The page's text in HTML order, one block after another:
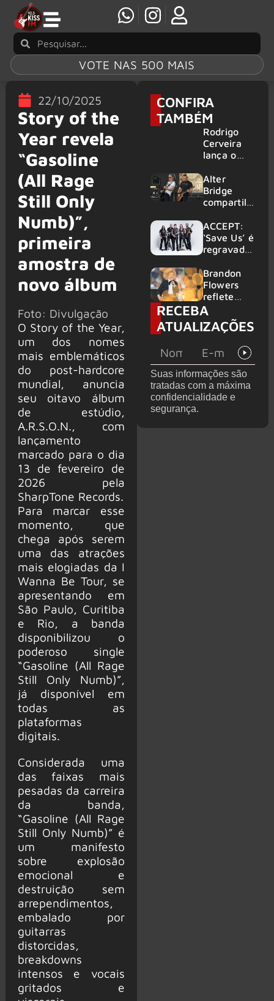
VOTE NAS 500 MAIS
22/10/2025
Story of the
Year revela
“Gasoline
(All Rage
Still Only
Numb)”,
primeira
amostra de
novo álbum
Foto: Divulgação
O Story of the Year,
um dos nomes
mais emblemáticos
do post-hardcore
mundial, anuncia
seu oitavo álbum
de estúdio,
A.R.S.O.N., com
lançamento
marcado para o dia
13 de fevereiro de
2026 pela
SharpTone Records.
Para marcar esse
momento, que
chega após serem
uma das atrações
mais elogiadas da I
Wanna Be Tour, se
apresentando em
São Paulo, Curitiba
e Rio, a banda
disponibilizou o
poderoso single
“Gasoline (All Rage
Still Only Numb)”,
já disponível em
todas as
plataformas
digitais.
Considerada uma
das faixas mais
pesadas da carreira
da banda,
“Gasoline (All Rage
Still Only Numb)” é
um manifesto
sobre explosão
emocional e
destruição sem
arrependimentos,
embalado por
guitarras
distorcidas,
breakdowns
intensos e vocais
gritados e
CONFIRA
TAMBÉM
Rodrigo
Cerveira
lança o
Searcher”
Alter
Bridge
compartilh
vivo de
“Fortress”
gravada
am Ring
2026
ACCEPT:
‘Save Us’ é
regravada
membros
do GHOST
e KORN
Brandon
Flowers
reflete
sobre o
futuro e
levanta
de de
deixar os
palcos
RECEBA
ATUALIZAÇÕES
Suas informações são
tratadas com a máxima
confidencialidade e
segurança.